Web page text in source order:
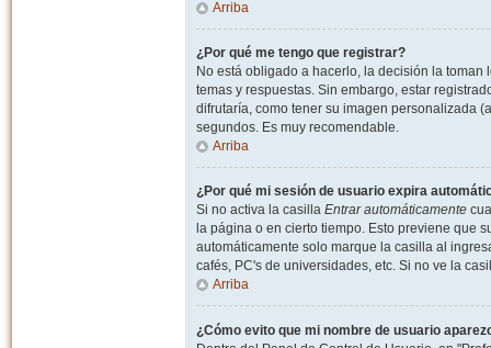
Arriba
¿Por qué me tengo que registrar?
No está obligado a hacerlo, la decisión la
temas y respuestas. Sin embargo, estar
difrutaría, como tener su imagen personalizada
segundos. Es muy recomendable.
Arriba
¿Por qué mi sesión de usuario expira
Si no activa la casilla Entrar automáticamente
la página o en cierto tiempo. Esto previene que
automáticamente solo marque la casilla al
cafés, PC's de universidades, etc. Si no ve la
Arriba
¿Cómo evito que mi nombre de usuario